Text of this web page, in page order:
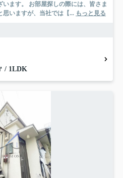
には、皆さま
思いますが、当社では【... もっと見る
/ 1LDK